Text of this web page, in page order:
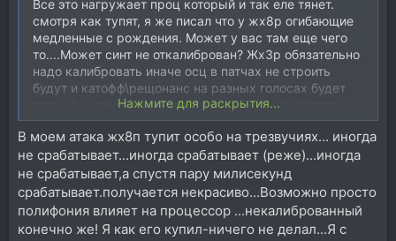
Все это нагружает проц который и так еле тянет.
смотря как тупят, я же писал что у жх8р огибающие
медленные с рождения. Может у вас там еще чего
то....Может синт не откалиброван? Жх3р обязательно
надо калибровать иначе осц в патчах не строить
будут и катофф\рещонанс на разных голосах будет
разный, может даже перегрузка быть на некоторых
голосах\патчах. В жх8 емнип меньше калибровки, у
меня его нету точно сказать не могу.
Нажмите для раскрытия...
В моем атака жх8п тупит особо на трезвучиях... иногда
не срабатывает...иногда срабатывает (реже)...иногда
не срабатывает,а спустя пару милисекунд
срабатывает.получается некрасиво...Возможно просто
полифония влияет на процессор ...некалиброванный
конечно же! Я как его купил-ничего не делал...Я с